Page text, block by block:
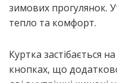
зимових прогулянок.
тепло та комфорт.
Куртка застібається
кнопках, що